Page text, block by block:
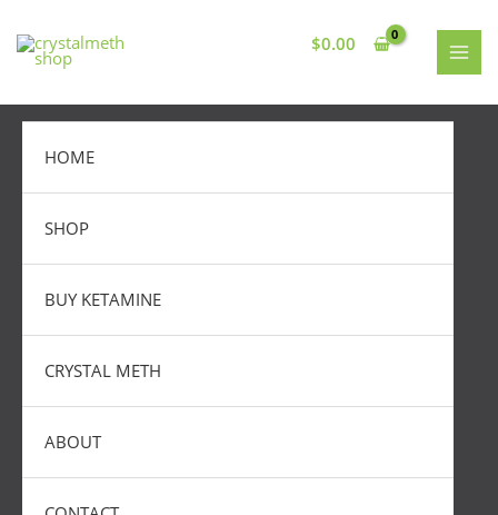
content
$0.00
HOME
SHOP
BUY KETAMINE
CRYSTAL METH
ABOUT